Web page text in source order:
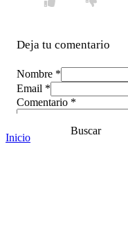
Deja tu comentario
Nombre *
Email *
Comentario *
Inicio
Buscar